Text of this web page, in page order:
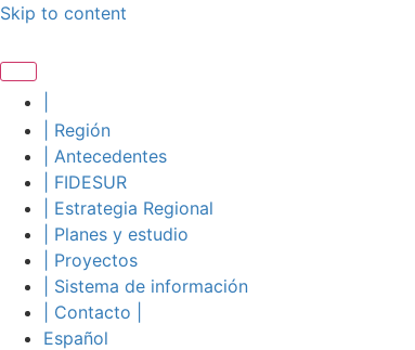
Skip to content
| Región
| Antecedentes
| FIDESUR
| Estrategia Regional
| Planes y estudio
| Proyectos
| Sistema de información
| Contacto |
Español